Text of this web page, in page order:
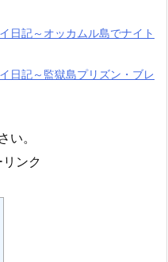
日記～オッカムル島でナイト
日記～監獄島プリズン・ブレ
い。
ンク